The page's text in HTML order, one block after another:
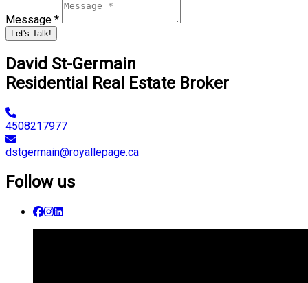
Message *
Let's Talk!
David St-Germain
Residential Real Estate Broker
4508217977
dstgermain@royallepage.ca
Follow us